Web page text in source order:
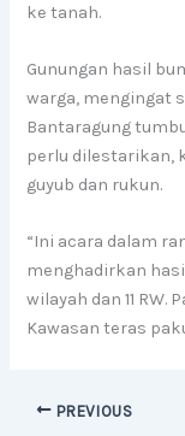
ke tanah.
Gunungan hasil
warga, mengingat
Bantaragung
perlu dilestarikan,
guyub dan rukun.
“Ini acara dalam
menghadirkan
wilayah dan 11
Kawasan teras
PREVIOUS